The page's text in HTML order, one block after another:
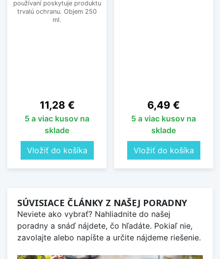
používaní poskytuje produktu
trvalú ochranu. Objem 250
ml.
Cena
11,28 €
5 a viac kusov na
sklade
Vložiť do košíka
Cena
6,49 €
5 a viac kusov na
sklade
Vložiť do košíka
SÚVISIACE ČLÁNKY Z NAŠEJ PORADNY
Neviete ako vybrať? Nahliadnite do našej
poradny a snáď nájdete, čo hľadáte. Pokiaľ nie,
zavolajte alebo napíšte a určite nájdeme riešenie.